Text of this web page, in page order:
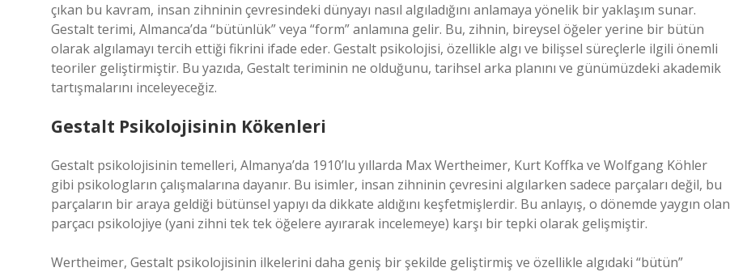
çıkan bu kavram, insan zihninin çevresindeki dünyayı nasıl algıladığını anlamaya yönelik bir yaklaşım sunar.
Gestalt terimi, Almanca’da “bütünlük” veya “form” anlamına gelir. Bu, zihnin, bireysel öğeler yerine bir bütün
olarak algılamayı tercih ettiği fikrini ifade eder. Gestalt psikolojisi, özellikle algı ve bilişsel süreçlerle ilgili önemli
teoriler geliştirmiştir. Bu yazıda, Gestalt teriminin ne olduğunu, tarihsel arka planını ve günümüzdeki akademik
tartışmalarını inceleyeceğiz.
Gestalt Psikolojisinin Kökenleri
Gestalt psikolojisinin temelleri, Almanya’da 1910’lu yıllarda Max Wertheimer, Kurt Koffka ve Wolfgang Köhler
gibi psikologların çalışmalarına dayanır. Bu isimler, insan zihninin çevresini algılarken sadece parçaları değil, bu
parçaların bir araya geldiği bütünsel yapıyı da dikkate aldığını keşfetmişlerdir. Bu anlayış, o dönemde yaygın olan
parçacı psikolojiye (yani zihni tek tek öğelere ayırarak incelemeye) karşı bir tepki olarak gelişmiştir.
Wertheimer, Gestalt psikolojisinin ilkelerini daha geniş bir şekilde geliştirmiş ve özellikle algıdaki “bütün”